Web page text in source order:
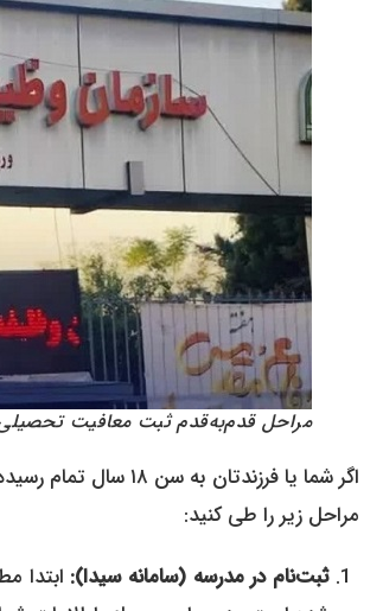
مراحل قدم‌به‌قدم ثبت معافیت
اگر شما یا
مراحل زیر را طی کنید:
ثبت‌نام در مدرسه (سامانه سیدا): ابتدا